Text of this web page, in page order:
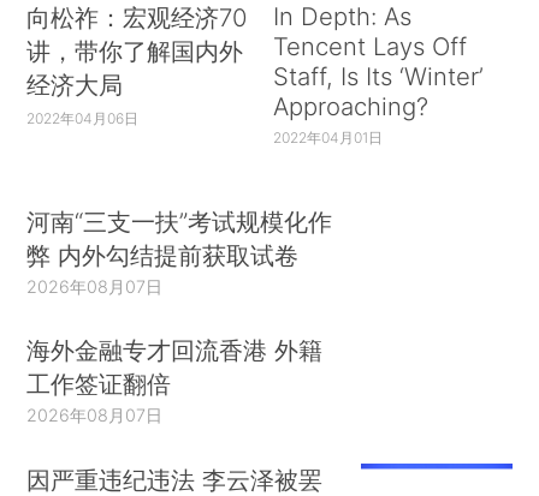
向松祚：宏观经济70
讲，带你了解国内外
经济大局
2022年04月06日
In Depth: As
Tencent Lays Off
Staff, Is Its ‘Winter’
Approaching?
2022年04月01日
河南“三支一扶”考试规模化作
弊 内外勾结提前获取试卷
2026年08月07日
海外金融专才回流香港 外籍
工作签证翻倍
2026年08月07日
因严重违纪违法 李云泽被罢